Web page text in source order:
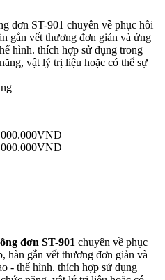
đơn ST-901 chuyên về phục hồi
gắn vết thương đơn giản và ứng
hình. thích hợp sử dụng trong
vật lý trị liệu hoặc có thể sự
đơn ST-901 chuyên về phục
hàn gắn vết thương đơn giản và
- thể hình. thích hợp sử dụng